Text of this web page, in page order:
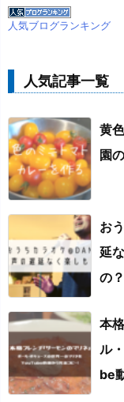
人気ブログランキング
人気記事一覧
黄
園
お
延
の？
本
ル
be